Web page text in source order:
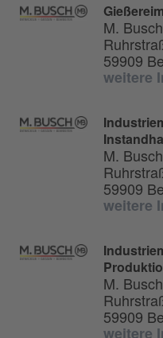
M.
59909
weitere
M.
59909
weitere
M.
59909
weitere